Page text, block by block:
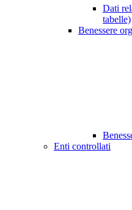
Dati
tabelle)
Benessere
Enti controllati